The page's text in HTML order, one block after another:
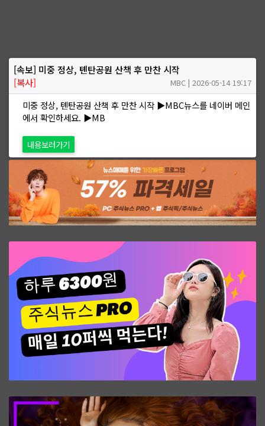
[속보] 미중 정상, 톈탄공원 산책 후 만찬 시작
[복사]
MBC | 2026-05-14 19:17
미중 정상, 톈탄공원 산책 후 만찬 시작 ▶MBC뉴스를 네이버 메인
에서 확인하세요. ▶MB
내용보러가기